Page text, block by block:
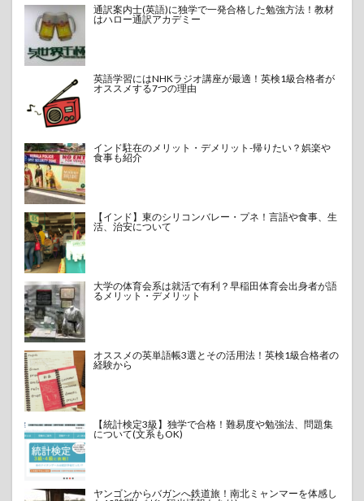
通訳案内士(英語)に独学で一発合格した勉強方法！教材
はハロー通訳アカデミー
英語学習にはNHKラジオ講座が最適！英検1級合格者が
オススメする7つの理由
インド駐在のメリット・デメリット-帰りたい？娯楽や
食事も紹介
【インド】東のシリコンバレー・プネ！言語や食事、生
活、治安について
大学の体育会系は就活で有利？早稲田体育会出身者が語
るメリット・デメリット
オススメの英単語帳3選とその活用法！英検1級合格者の
経験から
【統計検定3級】独学で合格！難易度や勉強法、問題集
について(文系もOK)
ヤンゴンからバガンへ鉄道旅！南北ミャンマーを体感し